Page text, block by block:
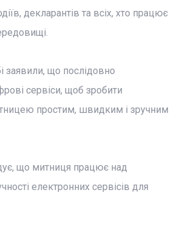
декларантів та всіх, хто працює
що послідовно
сервіси, щоб зробити
простим, швидким і зручним
що митниця працює над
електронних сервісів для